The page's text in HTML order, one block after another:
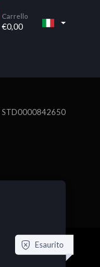
Carrello
€0,00
STD0000842650
Esaurito